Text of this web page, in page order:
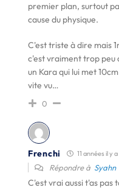
premier plan, surtout
cause du physique.
C'est triste à dire mais
c'est vraiment trop peu
un Kara qui lui met
vite vu…
0
Frenchi 11 années il y a
Répondre à Syahn
C'est vrai aussi t'as pas